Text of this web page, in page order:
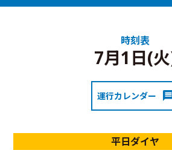
時刻表
7月1日(
運行カレンダー
平日ダイヤ